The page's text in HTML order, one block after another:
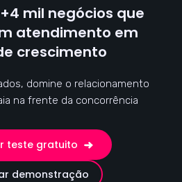
mil negócios que
atendimento em
crescimento
domine o relacionamento
na frente da concorrência
teste gratuito
demonstração